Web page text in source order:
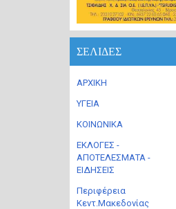
ΣΕΛΙΔΕΣ
ΑΡΧΙΚΗ
ΥΓΕΙΑ
ΚΟΙΝΩΝΙΚΑ
ΕΚΛΟΓΕΣ -
ΑΠΟΤΕΛΕΣΜΑΤΑ -
ΕΙΔΗΣΕΙΣ
Περιφέρεια
Κεντ.Μακεδονίας